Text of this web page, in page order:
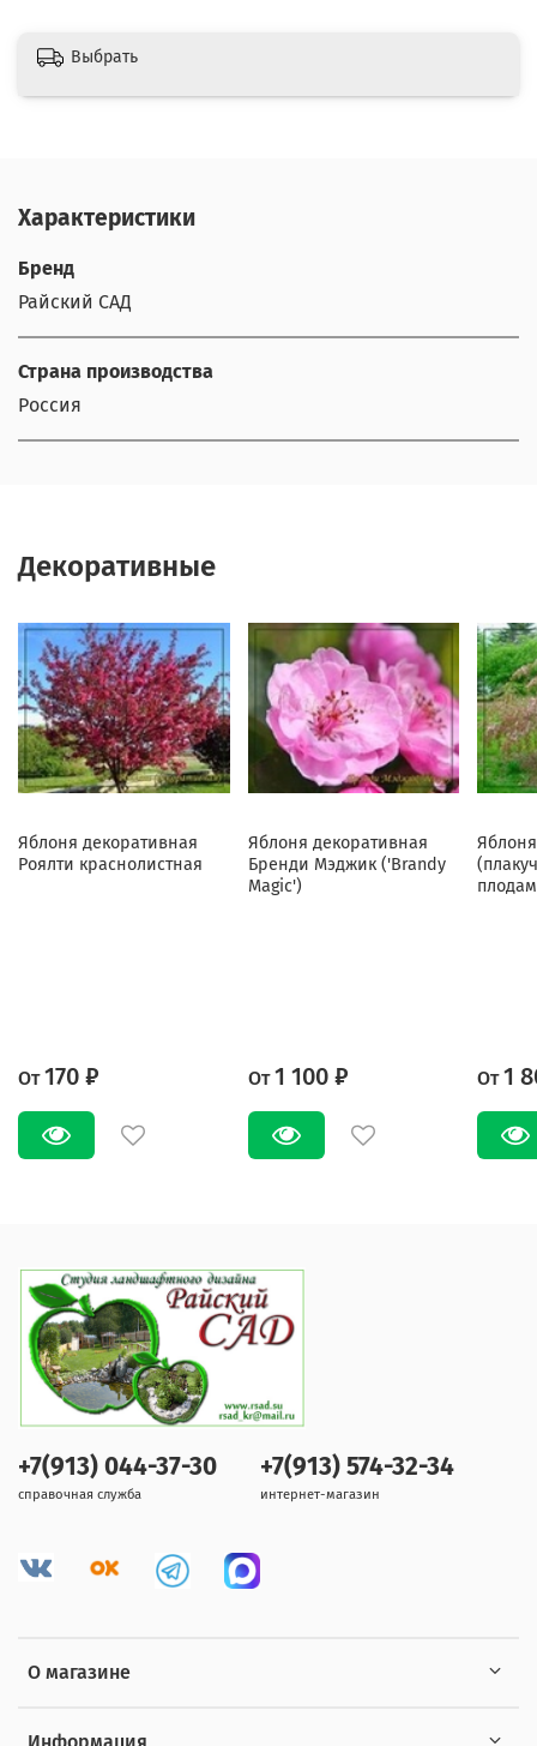
Выбрать
Характеристики
Бренд
Райский САД
Страна производства
Россия
Декоративные
Яблоня декоративная
Роялти краснолистная
От 170 ₽
Яблоня декоративная
Бренди Мэджик ('Brandy
Magic')
От 1 100 ₽ От 1
О магазине
Информация
+7(913) 044-37-30
справочная служба
+7(913) 574-32-34
интернет-магазин